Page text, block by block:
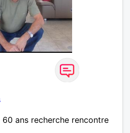
ans recherche rencontre